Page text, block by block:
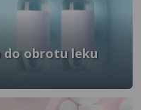
do obrotu leku